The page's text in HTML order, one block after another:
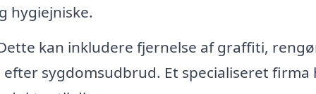
hygiejniske.
kan inkludere fjernelse af graffiti,
sygdomsudbrud. Et specialiseret firma